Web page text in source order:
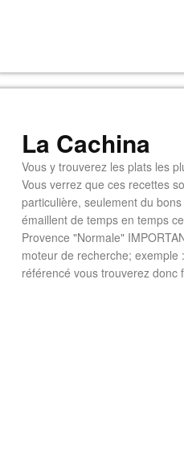
La Cachina
Vous y trouverez les plats les
Vous verrez que ces recettes
particulière, seulement du
émaillent de temps en temps
Provence "Normale"
moteur de recherche;
référencé vous trouverez donc